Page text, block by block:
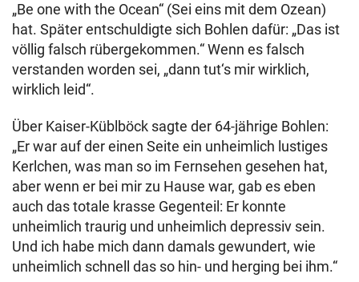
„Be one with the Ocean“ (Sei eins mit dem Ozean)
hat. Später entschuldigte sich Bohlen dafür: „Das ist
völlig falsch rübergekommen.“ Wenn es falsch
verstanden worden sei, „dann tut‘s mir wirklich,
wirklich leid“.
Über Kaiser-Küblböck sagte der 64-jährige Bohlen:
„Er war auf der einen Seite ein unheimlich lustiges
Kerlchen, was man so im Fernsehen gesehen hat,
aber wenn er bei mir zu Hause war, gab es eben
auch das totale krasse Gegenteil: Er konnte
unheimlich traurig und unheimlich depressiv sein.
Und ich habe mich dann damals gewundert, wie
unheimlich schnell das so hin- und herging bei ihm.“